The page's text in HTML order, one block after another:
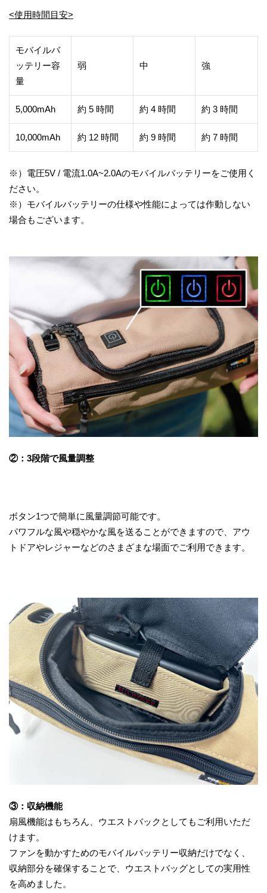
<使用時間目安>
モバイルバ
ッテリー容
量
弱 中 強
5,000mAh 約 5 時間 約 4 時間 約 3 時間
10,000mAh 約 12 時間 約 9 時間 約 7 時間
※）電圧5V / 電流1.0A~2.0Aのモバイルバッテリーをご使用く
ださい。
※）モバイルバッテリーの仕様や性能によっては作動しない
場合もございます。
②：3段階で風量調整
ボタン1つで簡単に風量調節可能です。
パワフルな風や穏やかな風を送ることができますので、アウ
トドアやレジャーなどのさまざまな場面でご利用できます。
③：収納機能
扇風機能はもちろん、ウエストバックとしてもご利用いただ
けます。
ファンを動かすためのモバイルバッテリー収納だけでなく、
収納部分を確保することで、ウエストバッグとしての実用性
を高めました。